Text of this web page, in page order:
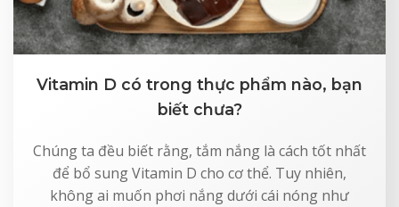
Vitamin D có trong thực phẩm nào, bạn
biết chưa?
Chúng ta đều biết rằng, tắm nắng là cách tốt nhất
để bổ sung Vitamin D cho cơ thể. Tuy nhiên,
không ai muốn phơi nắng dưới cái nóng như